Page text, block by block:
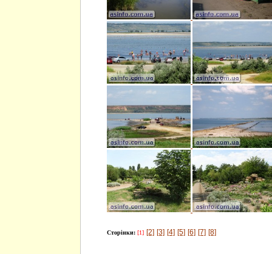
Сторінки: [1] [2] [3] [4] [5] [6] [7] [8]